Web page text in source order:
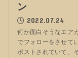
ン
2022.07.24
何か面白そうなエア
でフォローをさせて
ポストされていて、